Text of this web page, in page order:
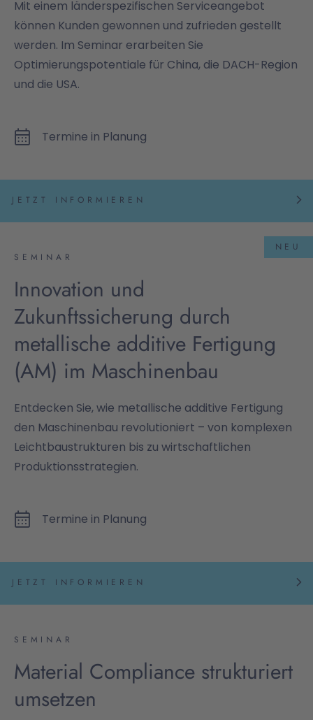
Mit einem länderspezifischen Serviceangebot
können Kunden gewonnen und zufrieden gestellt
werden. Im Seminar erarbeiten Sie
Optimierungspotentiale für China, die DACH-Region
und die USA.
Termine in Planung
JETZT INFORMIEREN
SEMINAR
Innovation und
Zukunftssicherung durch
metallische additive Fertigung
(AM) im Maschinenbau
NEU
Entdecken Sie, wie metallische additive Fertigung
den Maschinenbau revolutioniert – von komplexen
Leichtbaustrukturen bis zu wirtschaftlichen
Produktionsstrategien.
Termine in Planung
JETZT INFORMIEREN
SEMINAR
Material Compliance strukturiert
umsetzen